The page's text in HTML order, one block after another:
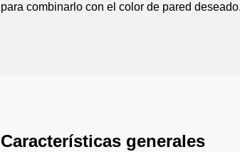
para combinarlo con el color de pared deseado.
Características generales